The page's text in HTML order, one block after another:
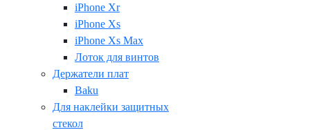
iPhone Xr
iPhone Xs
iPhone Xs Max
Лоток для винтов
Держатели плат
Baku
Для наклейки защитных
стекол